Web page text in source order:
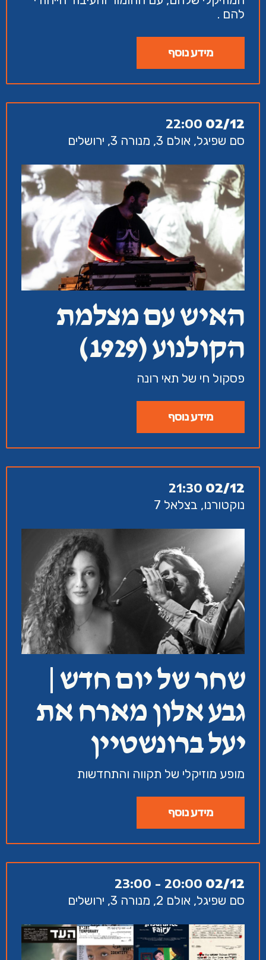
להם .
מידע נוסף
02/12
22:00
סם שפיגל, אולם 3, מנורה 3, ירושלים
האיש עם מצלמת
הקולנוע (1929)
פסקול חי של תאי רונה
מידע נוסף
02/12
21:30
נוקטורנו, בצלאל 7
שחר של יום חדש |
גבע אלון מארח את
יעל ברונשטיין
מופע מוזיקלי של תקווה והתחדשות
מידע נוסף
02/12
20:00 - 23:00
סם שפיגל, אולם 2, מנורה 3, ירושלים